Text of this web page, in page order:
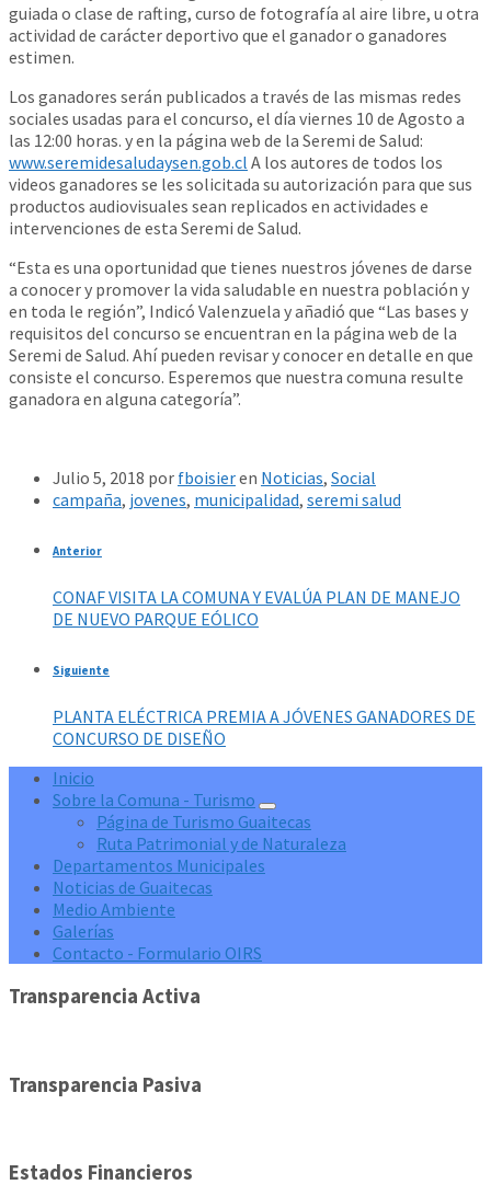
guiada o clase de rafting, curso de fotografía al aire libre, u otra
actividad de carácter deportivo que el ganador o ganadores
estimen.
Los ganadores serán publicados a través de las mismas redes
sociales usadas para el concurso, el día viernes 10 de Agosto a
las 12:00 horas. y en la página web de la Seremi de Salud:
www.seremidesaludaysen.gob.cl A los autores de todos los
videos ganadores se les solicitada su autorización para que sus
productos audiovisuales sean replicados en actividades e
intervenciones de esta Seremi de Salud.
“Esta es una oportunidad que tienes nuestros jóvenes de darse
a conocer y promover la vida saludable en nuestra población y
en toda le región”, Indicó Valenzuela y añadió que “Las bases y
requisitos del concurso se encuentran en la página web de la
Seremi de Salud. Ahí pueden revisar y conocer en detalle en que
consiste el concurso. Esperemos que nuestra comuna resulte
ganadora en alguna categoría”.
Julio 5, 2018 por fboisieren Noticias, Social
campaña, jovenes, municipalidad, seremi salud
Anterior
CONAF VISITA LA COMUNA Y EVALÚA PLAN DE MANEJO
DE NUEVO PARQUE EÓLICO
Siguiente
PLANTA ELÉCTRICA PREMIA A JÓVENES GANADORES DE
CONCURSO DE DISEÑO
Inicio
Sobre la Comuna - Turismo
Página de Turismo Guaitecas
Ruta Patrimonial y de Naturaleza
Departamentos Municipales
Noticias de Guaitecas
Medio Ambiente
Galerías
Contacto - Formulario OIRS
Transparencia Activa
Transparencia Pasiva
Estados Financieros